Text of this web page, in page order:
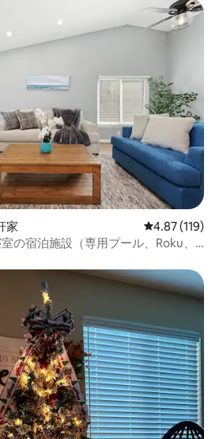
家 レビュー119
4.87 (119)
の宿泊施設（専用プール、Roku、